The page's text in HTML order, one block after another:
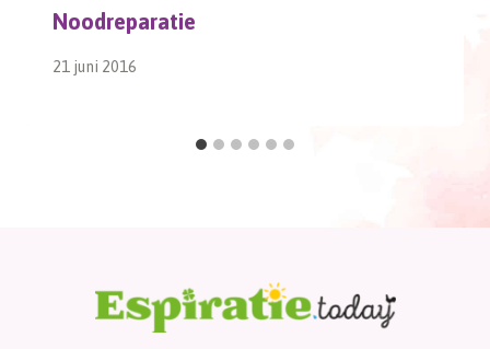
Noodreparatie
21 juni 2016